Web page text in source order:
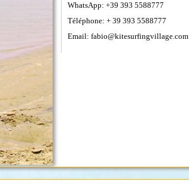
WhatsApp: +39 393 5588777
Téléphone: + 39 393 5588777
Email: fabio@kitesurfingvillage.com